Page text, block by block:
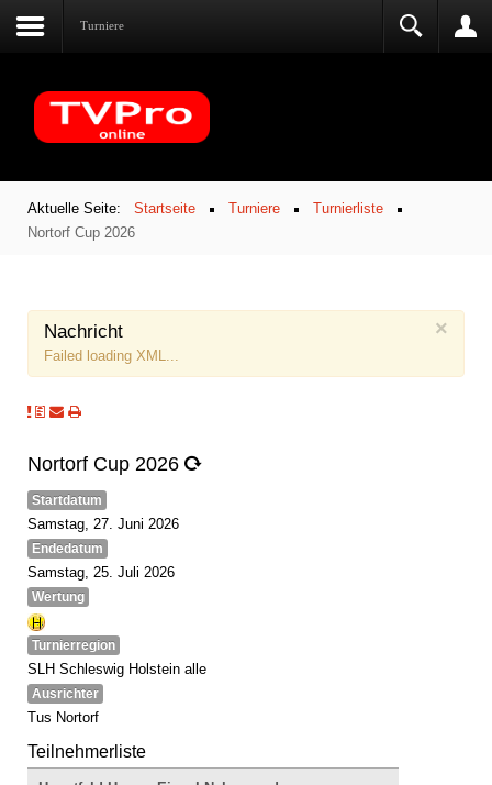
Turniere
Aktuelle Seite: Startseite Turniere
Turnierliste
Nortorf Cup 2026
×
Nachricht
Failed loading XML...
Nortorf Cup 2026
Startdatum
Samstag, 27. Juni 2026
Endedatum
Samstag, 25. Juli 2026
Wertung
Turnierregion
SLH Schleswig Holstein alle
Ausrichter
Tus Nortorf
Teilnehmerliste